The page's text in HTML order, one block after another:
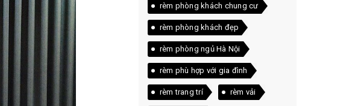
rèm phòng khách chung cư
rèm phòng khách đẹp
rèm phòng ngủ Hà Nội
rèm phù hợp với gia đình
rèm trang trí rèm vải